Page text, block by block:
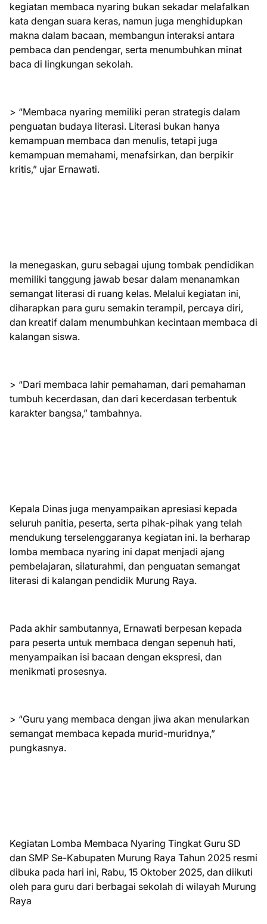
kegiatan membaca nyaring bukan sekadar melafalkan
kata dengan suara keras, namun juga menghidupkan
makna dalam bacaan, membangun interaksi antara
pembaca dan pendengar, serta menumbuhkan minat
baca di lingkungan sekolah.
> “Membaca nyaring memiliki peran strategis dalam
penguatan budaya literasi. Literasi bukan hanya
kemampuan membaca dan menulis, tetapi juga
kemampuan memahami, menafsirkan, dan berpikir
kritis,” ujar Ernawati.
Ia menegaskan, guru sebagai ujung tombak pendidikan
memiliki tanggung jawab besar dalam menanamkan
semangat literasi di ruang kelas. Melalui kegiatan ini,
diharapkan para guru semakin terampil, percaya diri,
dan kreatif dalam menumbuhkan kecintaan membaca di
kalangan siswa.
> “Dari membaca lahir pemahaman, dari pemahaman
tumbuh kecerdasan, dan dari kecerdasan terbentuk
karakter bangsa,” tambahnya.
Kepala Dinas juga menyampaikan apresiasi kepada
seluruh panitia, peserta, serta pihak-pihak yang telah
mendukung terselenggaranya kegiatan ini. Ia berharap
lomba membaca nyaring ini dapat menjadi ajang
pembelajaran, silaturahmi, dan penguatan semangat
literasi di kalangan pendidik Murung Raya.
Pada akhir sambutannya, Ernawati berpesan kepada
para peserta untuk membaca dengan sepenuh hati,
menyampaikan isi bacaan dengan ekspresi, dan
menikmati prosesnya.
> “Guru yang membaca dengan jiwa akan menularkan
semangat membaca kepada murid-muridnya,”
pungkasnya.
Kegiatan Lomba Membaca Nyaring Tingkat Guru SD
dan SMP Se-Kabupaten Murung Raya Tahun 2025 resmi
dibuka pada hari ini, Rabu, 15 Oktober 2025, dan diikuti
oleh para guru dari berbagai sekolah di wilayah Murung
Raya